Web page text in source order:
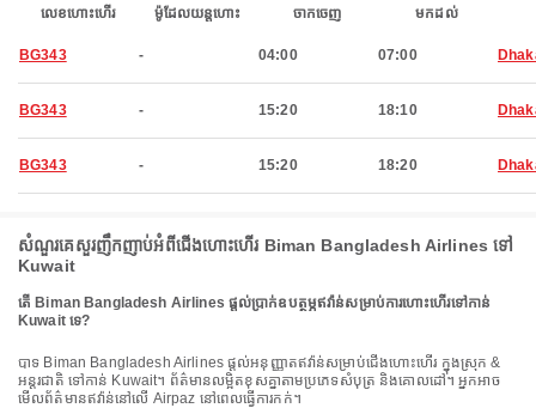
លេខហោះហើរ ម៉ូដែលយន្តហោះ ចាកចេញ មកដល់
BG343 - 04:00 07:00
BG343 - 15:20 18:10
BG343 - 15:20 18:20
សំណួរគេសួរញឹកញាប់អំពីជើងហោះហើរ Biman Bangladesh Airlines ទៅ
Kuwait
តើ Biman Bangladesh Airlines ផ្តល់ប្រាក់ឧបត្ថម្ភឥវ៉ាន់សម្រាប់ការហោះហើរទៅកាន់
Kuwait ទេ?
បាទ Biman Bangladesh Airlines ផ្តល់អនុញ្ញាតឥវ៉ាន់សម្រាប់ជើងហោះហើរ ក្នុងស្រុក &
អន្តរជាតិ ទៅកាន់ Kuwait។ ព័ត៌មានលម្អិតខុសគ្នាតាមប្រភេទសំបុត្រ និងគោលដៅ។ អ្នកអាច
មើលព័ត៌មានឥវ៉ាន់នៅលើ Airpaz នៅពេលធ្វើការកក់។